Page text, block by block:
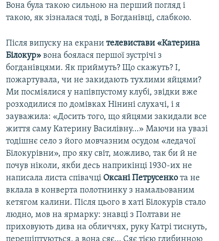
Вона була такою сильною на перший погляд і
такою, як зізналася тоді, в Богданівці, слабкою.
Після випуску на екрани телевистави «Катерина
Білокур» вона боялася першої зустрічі з
богданівцями. Як приймуть? Що скажуть? І,
пожартувала, чи не закидають тухлими яйцями?
Ми посміялися у напівпустому клубі, звідки вже
розходилися по домівках Нінині слухачі, і я
зауважила: «Досить того, що яйцями закидали все
життя саму Катерину Василівну…» Маючи на увазі
тодішнє село з його мовчазним осудом «ледачої
Білокурівни», про яку світ, можливо, так би й не
почув ніколи, якби десь наприкінці 1930-их не
написала листа співачці Оксані Петрусенко та не
вклала в конверта полотнинку з намальованим
кетягом калини. Після цього в хаті Білокурів стало
людно, мов на ярмарку: знавці з Полтави не
приховують дива на обличчях, руку Катрі тиснуть,